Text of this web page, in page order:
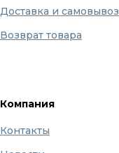
Доставка и самовывоз
Возврат товара
Компания
Контакты